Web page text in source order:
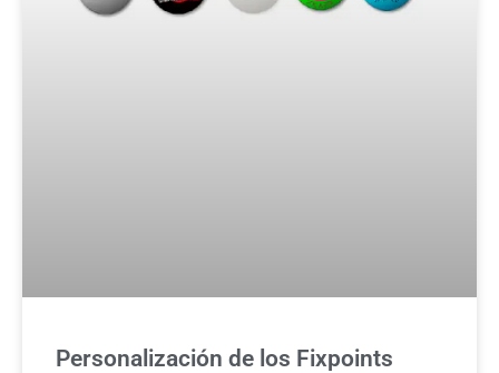
Personalización de los Fixpoints